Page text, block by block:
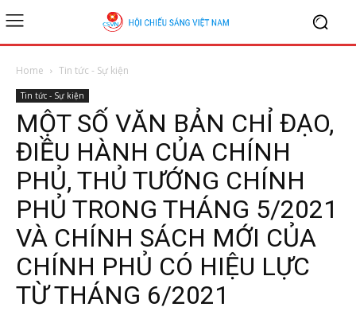
Home Tin tức - Sự kiện
Tin tức - Sự kiện
MỘT SỐ VĂN BẢN CHỈ ĐẠO,
ĐIỀU HÀNH CỦA CHÍNH
PHỦ, THỦ TƯỚNG CHÍNH
PHỦ TRONG THÁNG 5/2021
VÀ CHÍNH SÁCH MỚI CỦA
CHÍNH PHỦ CÓ HIỆU LỰC
TỪ THÁNG 6/2021